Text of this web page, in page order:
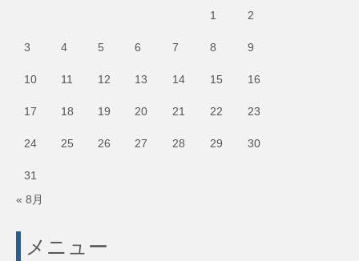
1 2
3 4 5 6 7 8 9
10 11 12 13 14 15 16
17 18 19 20 21 22 23
24 25 26 27 28 29 30
31
« 8月
メニュー